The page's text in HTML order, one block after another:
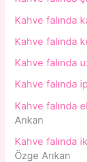
Kahve falında
Kahve falında
Kahve falında
Kahve falında
Kahve falında
Arıkan
Kahve falında
Özge Arıkan